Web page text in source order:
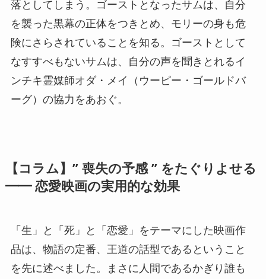
落としてしまう。ゴーストとなったサムは、自分
を襲った黒幕の正体をつきとめ、モリーの身も危
険にさらされていることを知る。ゴーストとして
なすすべもないサムは、自分の声を聞きとれるイ
ンチキ霊媒師オダ・メイ（ウーピー・ゴールドバ
ーグ）の協力をあおぐ。
【コラム】” 喪失の予感 ” をたぐりよせる
━━ 恋愛映画の実用的な効果
「生」と「死」と「恋愛」をテーマにした映画作
品は、物語の定番、王道の話型であるということ
を先に述べました。まさに人間であるかぎり誰も